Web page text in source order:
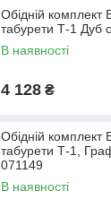
Обідній
табурети Т-1 Дуб
В наявності
4 128 ₴
Обідній
табурети Т-1,
071149
В наявності